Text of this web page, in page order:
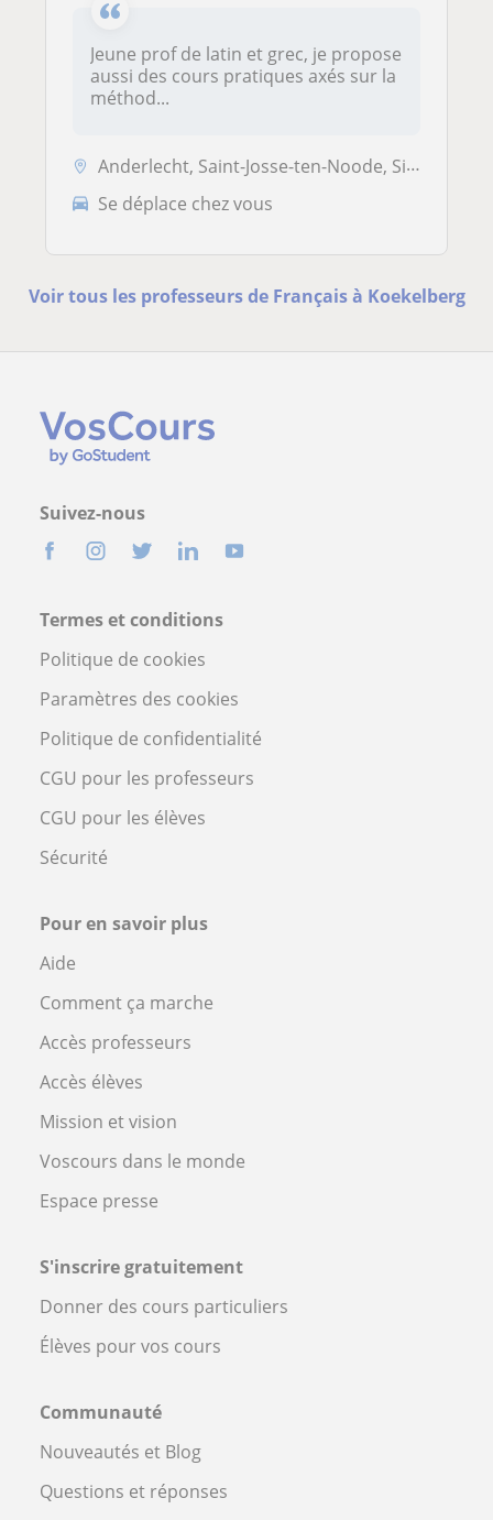
Jeune prof de latin et grec, je propose
aussi des cours pratiques axés sur la
méthod...
Anderlecht, Saint-Josse-ten-Noode, Sint-Gillis, Sint-Jans-Molenbeek, K...
Se déplace chez vous
Voir tous les professeurs de Français à Koekelberg
Suivez-nous
Termes et conditions
Politique de cookies
Paramètres des cookies
Politique de confidentialité
CGU pour les professeurs
CGU pour les élèves
Sécurité
Pour en savoir plus
Aide
Comment ça marche
Accès professeurs
Accès élèves
Mission et vision
Voscours dans le monde
Espace presse
S'inscrire gratuitement
Donner des cours particuliers
Élèves pour vos cours
Communauté
Nouveautés et Blog
Questions et réponses